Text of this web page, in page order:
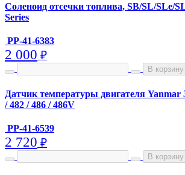
Соленоид отсечки топлива, SB/SL/SLe/
Series
PP-41-6383
2 000 ₽
В корзину
Датчик температуры двигателя Yanmar
/ 482 / 486 / 486V
PP-41-6539
2 720 ₽
В корзину